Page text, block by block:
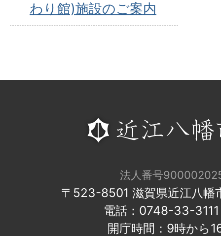
わり館)施設のご案内
法人番号
〒523-8501 滋賀県近江八幡
電話：0748-33-
開庁時間：9時から